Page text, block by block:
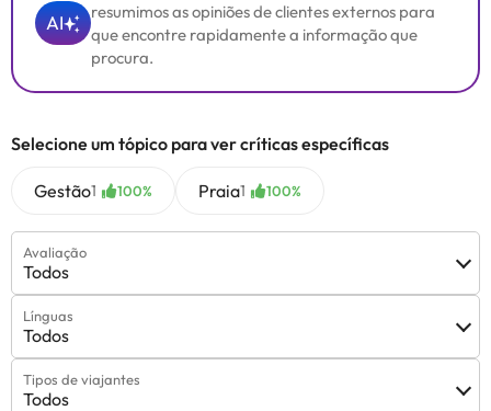
AI
resumimos as opiniões de clientes externos para
que encontre rapidamente a informação que
procura.
Selecione um tópico para ver críticas específicas
Gestão1 100% Praia1 100%
Avaliação
Todos
Línguas
Todos
Tipos de viajantes
Todos